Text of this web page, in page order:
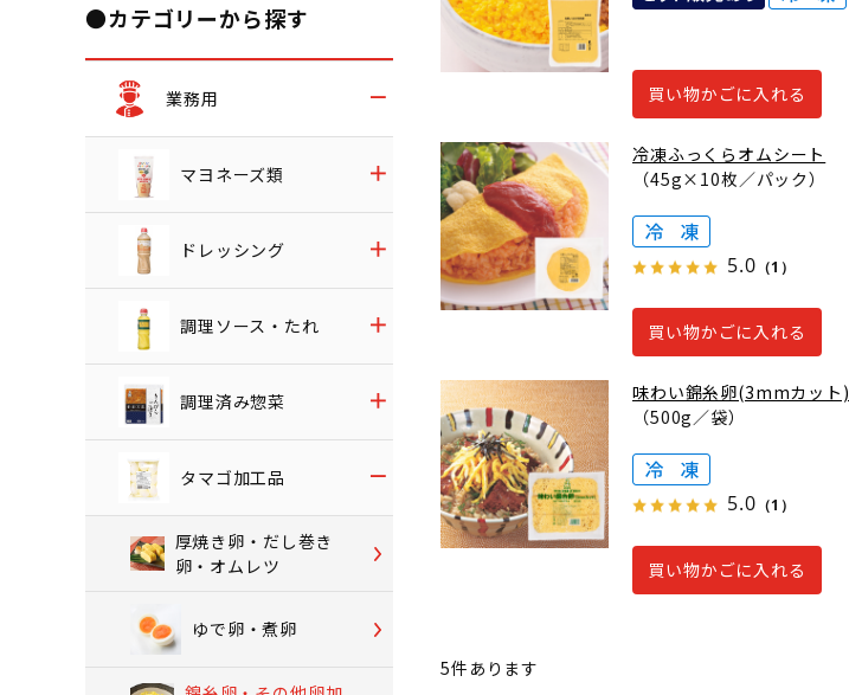
●カテゴリーから探す
業務用
マヨネーズ類
ドレッシング
調理ソース・たれ
調理済み惣菜
タマゴ加工品
厚焼き卵・だし巻き
卵・オムレツ
ゆで卵・煮卵
買い物かごに入れる
冷凍ふっくらオムシート
（45g×10枚／パック）
5.0 （1）
買い物かごに入れる
味わい錦糸卵(3mmカット)
（500g／袋）
5.0 （1）
買い物かごに入れる
5件あります